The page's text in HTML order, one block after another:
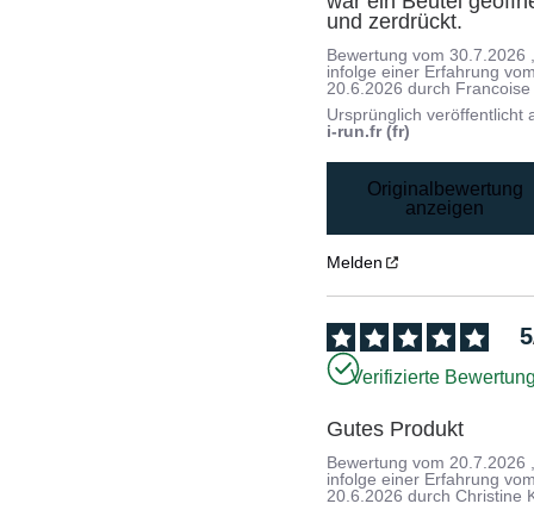
und zerdrückt.
Bewertung vom30.7.2026
infolge einer Erfahrung
20.6.2026 durch Francoise
Ursprünglich veröffentlicht
i-run.fr (fr)
Originalbewertung
anzeigen
Melden
5
Verifizierte
Gutes Produkt
Bewertung vom 20.7.2026
infolge einer Erfahrung
20.6.2026 durchChristine